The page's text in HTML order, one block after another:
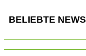
BELIEBTE NEWS